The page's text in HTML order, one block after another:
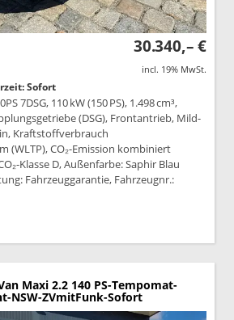
30.340,– €
incl. 19% MwSt.
Sofort
7DSG, 110 kW (150 PS), 1.498 cm³,
(DSG), Frontantrieb, Mild-
Kraftstoffverbrauch
(WLTP), CO₂-Emission kombiniert
Klasse D, Außenfarbe: Saphir Blau
Fahrzeuggarantie, Fahrzeugnr.:
drucken
Maxi 2.2 140 PS-Tempomat-
NSW-ZVmitFunk-Sofort